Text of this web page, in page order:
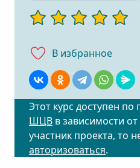
В избранноe
Этот курс доступен по
ШЦВ в зависимости
участник проекта, то
авторизоваться.